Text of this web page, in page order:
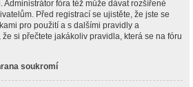
Administrátor fóra též může dávat rozšířené
Před registrací se ujistěte, že jste se
pro použití a s dalšími pravidly a
si přečtete jakákoliv pravidla, která se na fóru
soukromí